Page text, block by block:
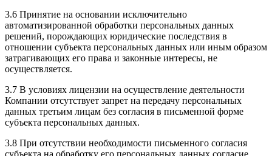
3.6 Принятие на основании исключительно
автоматизированной обработки персональных данных
решений, порождающих юридические последствия в
отношении субъекта персональных данных или иным образом
затрагивающих его права и законные интересы, не
осуществляется.
3.7 В условиях лицензии на осуществление деятельности
Компании отсутствует запрет на передачу персональных
данных третьим лицам без согласия в письменной форме
субъекта персональных данных.
3.8 При отсутствии необходимости письменного согласия